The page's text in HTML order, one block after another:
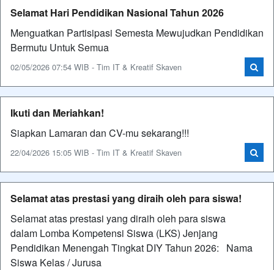
Selamat Hari Pendidikan Nasional Tahun 2026
Menguatkan Partisipasi Semesta Mewujudkan Pendidikan
Bermutu Untuk Semua
02/05/2026 07:54 WIB - Tim IT & Kreatif Skaven
Ikuti dan Meriahkan!
Siapkan Lamaran dan CV-mu sekarang!!!
22/04/2026 15:05 WIB - Tim IT & Kreatif Skaven
Selamat atas prestasi yang diraih oleh para siswa!
Selamat atas prestasi yang diraih oleh para siswa
dalam Lomba Kompetensi Siswa (LKS) Jenjang
Pendidikan Menengah Tingkat DIY Tahun 2026: Nama
Siswa Kelas / Jurusa